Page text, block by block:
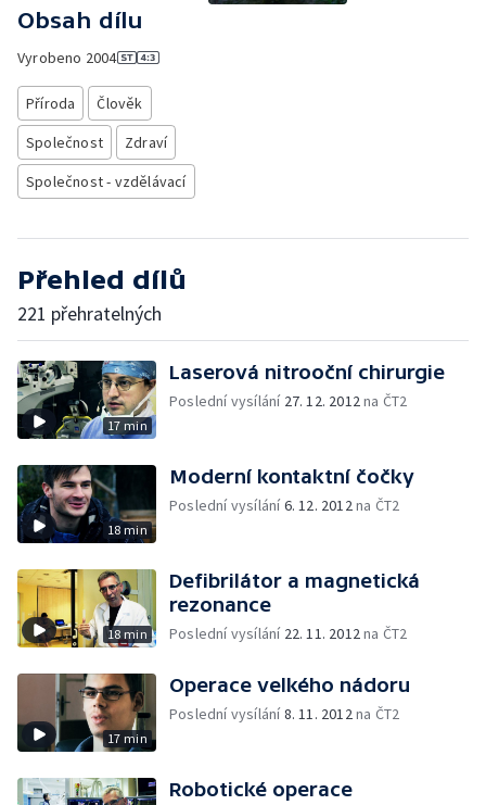
Obsah dílu
Vyrobeno 2004
Příroda
Člověk
Společnost
Zdraví
Společnost - vzdělávací
Přehled dílů
221 přehratelných
17 min
Laserová nitrooční chirurgie
Poslední vysílání 27. 12. 2012na ČT2
18 min
Moderní kontaktní čočky
Poslední vysílání6. 12. 2012na ČT2
18 min
Defibrilátor a magnetická
rezonance
Poslední vysílání 22. 11. 2012na ČT2
17 min
Operace velkého nádoru
Poslední vysílání8. 11. 2012na ČT2
Robotické operace